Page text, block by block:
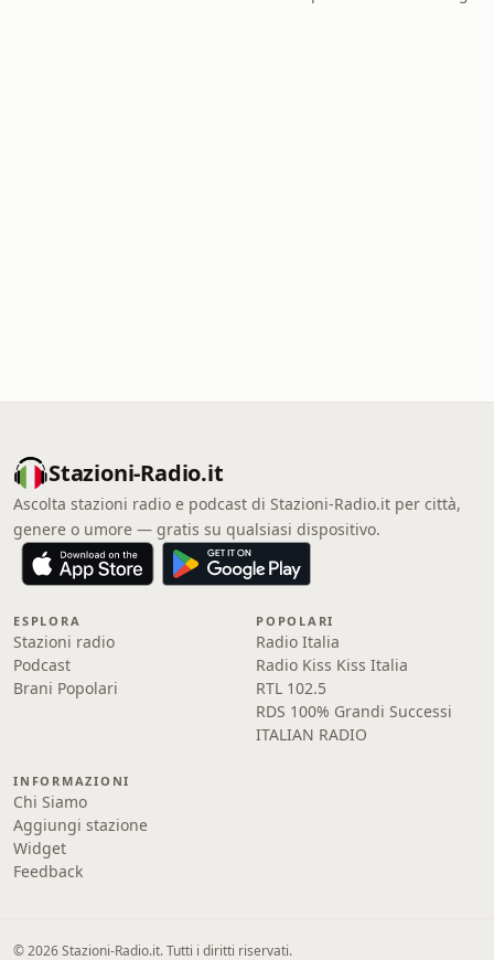
Stazioni-Radio.it
Ascolta stazioni radio e podcast di Stazioni-Radio.it per città,
genere o umore — gratis su qualsiasi dispositivo.
ESPLORA
Stazioni radio
Podcast
Brani Popolari
POPOLARI
Radio Italia
Radio Kiss Kiss Italia
RTL 102.5
RDS 100% Grandi Successi
ITALIAN RADIO
INFORMAZIONI
Chi Siamo
Aggiungi stazione
Widget
Feedback
© 2026 Stazioni-Radio.it. Tutti i diritti riservati.